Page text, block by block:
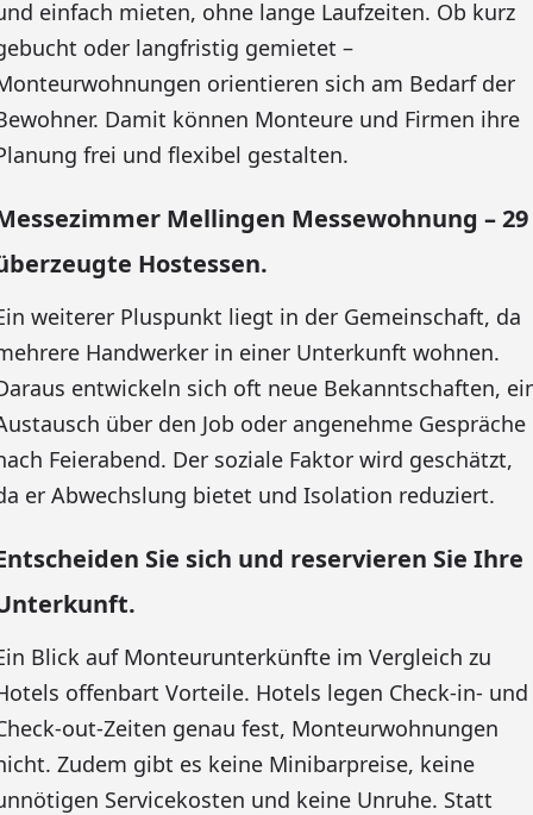
einfach mieten, ohne lange Laufzeiten. Ob kurz
oder langfristig gemietet –
orientieren sich am Bedarf der
Damit können Monteure und Firmen ihre
frei und flexibel gestalten.
Mellingen Messewohnung – 29
Hostessen.
weiterer Pluspunkt liegt in der Gemeinschaft, da
Handwerker in einer Unterkunft wohnen.
entwickeln sich oft neue Bekanntschaften,
über den Job oder angenehme Gespräche
Feierabend. Der soziale Faktor wird geschätzt,
er Abwechslung bietet und Isolation reduziert.
Sie sich und reservieren Sie Ihre
Blick auf Monteurunterkünfte im Vergleich zu
offenbart Vorteile. Hotels legen Check-in- und
out-Zeiten genau fest, Monteurwohnungen
Zudem gibt es keine Minibarpreise, keine
Servicekosten und keine Unruhe. Statt